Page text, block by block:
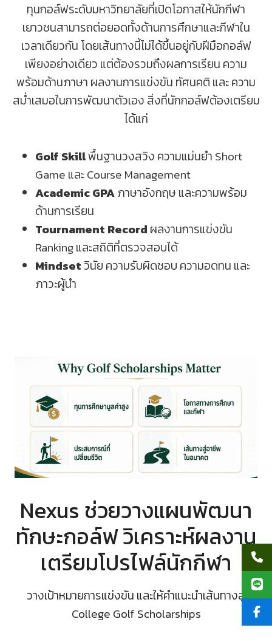
ทุนกอล์ฟระดับมหาวิทยาลัยที่เปิดโอกาสให้นักกีฬา
เยาวชนสามารถต่อยอดทั้งด้านการศึกษาและกีฬาใน
เวลาเดียวกัน โดยเส้นทางนี้ไม่ได้ขึ้นอยู่กับฝีมือกอล์ฟ
เพียงอย่างเดียว แต่ต้องรวมถึงผลการเรียน ความ
พร้อมด้านภาษา ผลงานการแข่งขัน ทัศนคติ และ ความ
สม่ำเสมอในการพัฒนาตัวเอง สิ่งที่นักกอล์ฟต้องเตรียม
ได้แก่
Golf Skillพื้นฐานวงสวิง ความแม่นยำ Short
Game และ Course Management
Academic GPAภาษาอังกฤษ และความพร้อม
ด้านการเรียน
Tournament Record ผลงานการแข่งขัน
Ranking และสถิติที่ตรวจสอบได้
Mindset วินัย ความรับผิดชอบ ความอดทน และ
ภาวะผู้นำ
Nexus ช่วยวางแผนพัฒนา
ทักษะกอล์ฟ วิเคราะห์ผลงาน
เตรียมโปรไฟล์นักกีฬา
วางเป้าหมายการแข่งขัน และให้คำแนะนำเส้นทางสู่
College Golf Scholarships